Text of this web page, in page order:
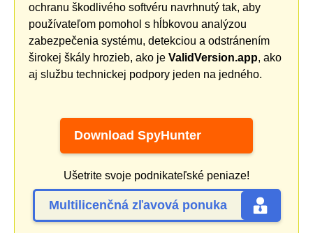
ochranu škodlivého softvéru navrhnutý tak, aby
používateľom pomohol s hĺbkovou analýzou
zabezpečenia systému, detekciou a odstránením
širokej škály hrozieb, ako je ValidVersion.app, ako
aj službu technickej podpory jeden na jedného.
Download SpyHunter
Ušetrite svoje podnikateľské peniaze!
Multilicenčná zľavová ponuka